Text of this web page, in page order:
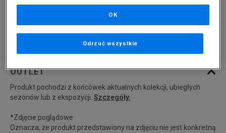
Jeśli artykuł będzie ponownie dostępny, otrzymasz od nas
35,5 22,5 cm Powiadom o dostępności
36 23 cm
OUTLET
Produkt pochodzi z końcówek aktualnych kolekcji, ubiegłych
sezonów lub z ekspozycji. Szczegóły.
*Zdjęcie poglądowe
Oznacza, że produkt przedstawiony na zdjęciu nie jest konkretną
Odrzuć wszystkie
OK